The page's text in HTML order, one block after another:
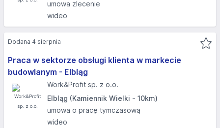
umowa zlecenie
wideo
Praca w sektorze obsługi klienta w markecie
budowlanym - Elbląg
Work&Profit sp. z o.o.
Elbląg (Kamiennik Wielki - 10km)
umowa o pracę tymczasową
wideo
Dodana 4 sierpnia